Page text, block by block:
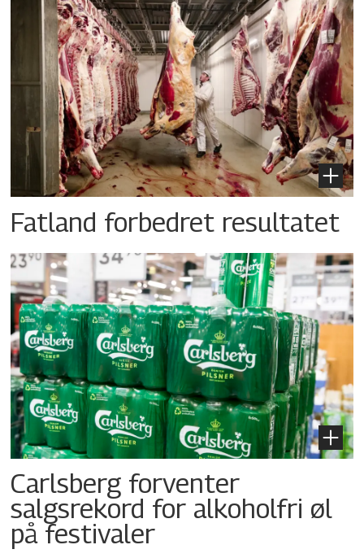
Fatland forbedret resultatet
Carlsberg forventer
salgsrekord for alkoholfri øl
på festivaler